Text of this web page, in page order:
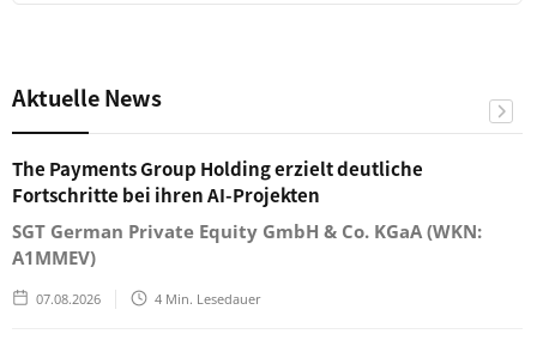
Aktuelle News
The Payments Group Holding erzielt deutliche
Fortschritte bei ihren AI-Projekten
SGT German Private Equity GmbH & Co. KGaA (WKN:
A1MMEV)
07.08.2026 4 Min. Lesedauer